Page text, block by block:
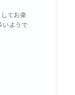
てお楽
いようで